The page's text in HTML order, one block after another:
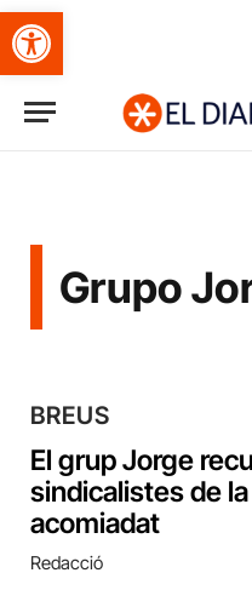
Obre la barra d'eines
Grupo
BREUS
El grup Jorge
sindicalistes de
acomiadat
Redacció